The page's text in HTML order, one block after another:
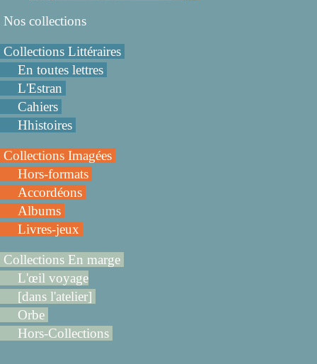
Nos collections
Collections Littéraires
En toutes lettres
L'Estran
Cahiers
Hhistoires
Collections Imagées
Hors-formats
Accordéons
Albums
Livres-jeux
Collections En marge
L'œil voyage
[dans l'atelier]
Orbe
Hors-Collections